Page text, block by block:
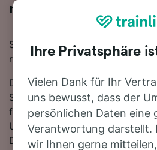
nehmen Sie den Zug!
Sie wollen mit dem Zug von
reisen? Dann sind Sie bei uns
Die Fahrtzeit beträgt mit der
Stunden 53 Minuten. Auf der
fahren für gewöhnlich 21 Züge
Umsteigen erforderlich, da ab
Direktverbindungen verfügbar
Ihre Privatsphäre
Vielen Dank für Ihr
uns bewusst, dass der
persönlichen Daten eine
Verantwortung darstellt.
wir Ihnen gerne